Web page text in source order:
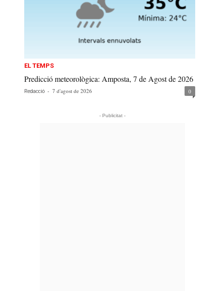
EL TEMPS
Predicció meteorològica: Amposta, 7 de Agost de 2026
Redacció - 7 d'agost de 2026 0
- Publicitat -